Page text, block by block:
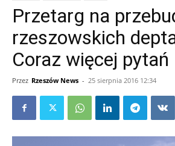
Przetarg na
rzeszowskich
Coraz więcej pytań
Przez Rzeszów News - 25 sierpnia 2016 12:34